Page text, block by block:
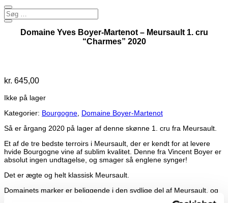
Domaine Yves Boyer-Martenot – Meursault 1. cru
“Charmes” 2020
kr. 645,00
Ikke på lager
Kategorier: Bourgogne Domaine Boyer-Martenot
Så er årgang 2020 på lager af denne skønne 1. cru fra Meursault.
Et af de tre bedste terroirs i Meursault, der er kendt for at levere
hvide Bourgogne vine af sublim kvalitet. Denne fra Vincent Boyer er
absolut ingen undtagelse, og smager så englene synger!
Det er ægte og helt klassisk Meursault.
Domainets marker er beliggende i den sydlige del af Meursault, og